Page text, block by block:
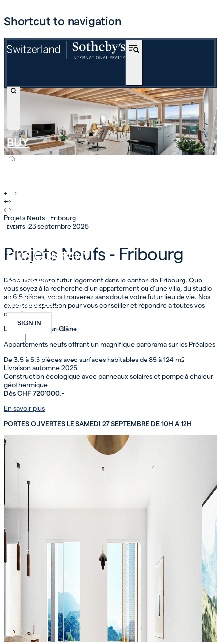
Shortcut to navigation
BUY
OFF-MARKET
ESTIMATE AND SELL
INVEST
OUR COMPANY
CAREER
CONTACT
SIGN IN
←
›
←›
←›
Projets Neufs - Fribourg
EVENTS 23 septembre 2025
Projets Neufs - Fribourg
Découvrez votre futur logement dans le canton de Fribourg. Que
vous soyez à la recherche d'un appartement ou d'une villa, du studio
au 6.5 pièces, vous trouverez sans doute votre futur lieu de vie. Nos
experts à disposition pour vous conseiller et répondre à toutes vos
questions.
Le 111 - Villars-sur-Glâne
Appartements neufs offrant un magnifique panorama sur les Préalpes
De 3.5 à 5.5 pièces avec surfaces habitables de 85 à 124 m2
Livraison automne 2025
Construction écologique avec panneaux solaires et pompe à chaleur
géothermique
Dès CHF 720'000.-
En savoir plus
PORTES OUVERTES LE SAMEDI 27 SEPTEMBRE DE 10H A 12H